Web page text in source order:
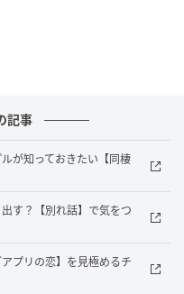
くれるのに、「予定が
言い訳ばかりでなか
かにも女性がいて、あ
ります。
”としてキープされて
記事
が知っておきたい【同棲
す？【別れ話】で気をつ
プリの恋】を見極めるチ